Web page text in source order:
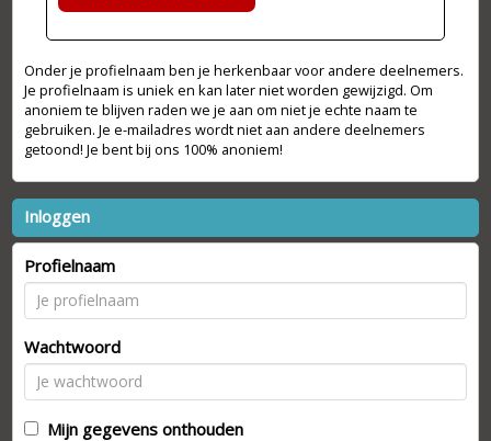
Onder je profielnaam ben je herkenbaar voor andere deelnemers.
Je profielnaam is uniek en kan later niet worden gewijzigd. Om
anoniem te blijven raden we je aan om niet je echte naam te
gebruiken. Je e-mailadres wordt niet aan andere deelnemers
getoond! Je bent bij ons 100% anoniem!
Inloggen
Profielnaam
Wachtwoord
Mijn gegevens onthouden